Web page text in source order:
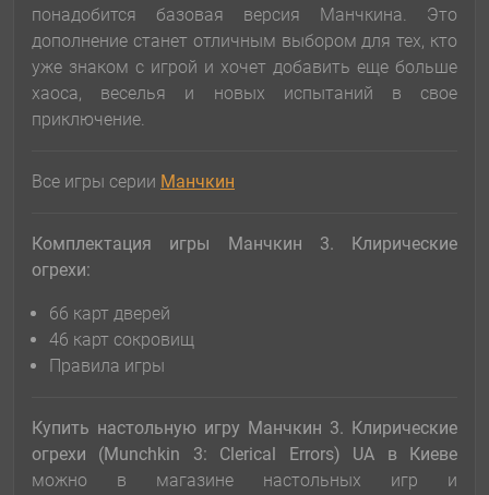
понадобится базовая версия Манчкина. Это
дополнение станет отличным выбором для тех, кто
уже знаком с игрой и хочет добавить еще больше
хаоса, веселья и новых испытаний в свое
приключение.
Все игры серии Манчкин
Комплектация игры Манчкин 3. Клирические
огрехи:
66 карт дверей
46 карт сокровищ
Правила игры
Купить настольную игру Манчкин 3. Клирические
огрехи (Munchkin 3: Clerical Errors) UA
в Киеве
можно в магазине настольных игр и